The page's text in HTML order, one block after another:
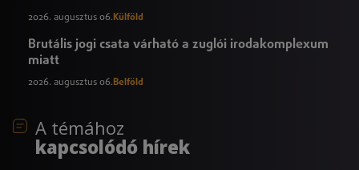
2026. augusztus 06. Külföld
Brutális jogi csata várható a zuglói irodakomplexum
miatt
2026. augusztus 06.Belföld
A témához
kapcsolódó hírek